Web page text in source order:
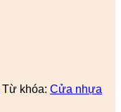
Từ khóa: Cửa nhựa